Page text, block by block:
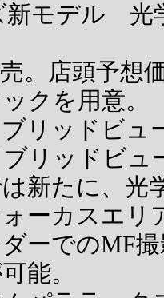
新モデル 光
。店頭予想
クを用意。
リッドビュ
リッドビュ
新たに、光
ーカスエリ
ーでのMF
能。